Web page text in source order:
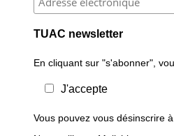
TUAC newsletter
En cliquant sur "s'abonner",
J'accepte
Vous pouvez vous désinscrire